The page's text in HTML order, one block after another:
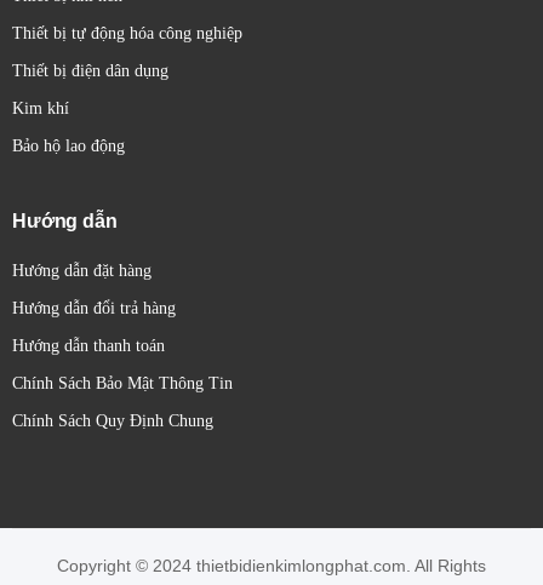
Thiết bị tự động hóa công nghiệp
Thiết bị điện dân dụng
Kim khí
Bảo hộ lao động
Hướng dẫn
Hướng dẫn đặt hàng
Hướng dẫn đổi trả hàng
Hướng dẫn thanh toán
Chính Sách Bảo Mật Thông Tin
Chính Sách Quy Định Chung
Copyright © 2024 thietbidienkimlongphat.com. All Rights